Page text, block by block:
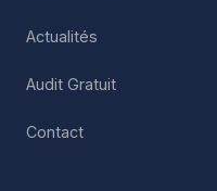
Actualités
Audit Gratuit
Contact